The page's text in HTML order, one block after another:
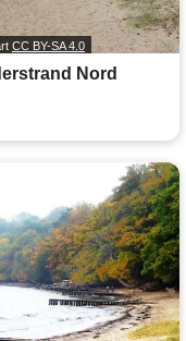
CC BY-SA 4.0
Nord